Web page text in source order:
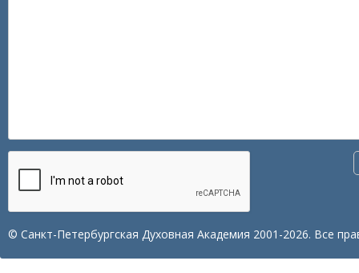
© Санкт-Петербургская Духовная Академия 2001-2026. Все